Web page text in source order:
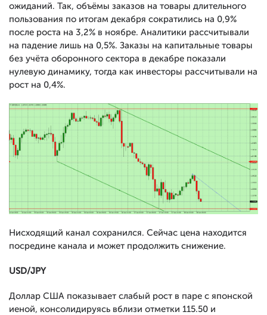
ожиданий. Так, объёмы заказов на товары длительного
пользования по итогам декабря сократились на 0,9%
после роста на 3,2% в ноябре. Аналитики рассчитывали
на падение лишь на 0,5%. Заказы на капитальные товары
без учёта оборонного сектора в декабре показали
нулевую динамику, тогда как инвесторы рассчитывали на
рост на 0,4%.
Нисходящий канал сохранился. Сейчас цена находится
посредине канала и может продолжить снижение.
USD/JPY
Доллар США показывает слабый рост в паре с японской
иеной, консолидируясь вблизи отметки 115.50 и